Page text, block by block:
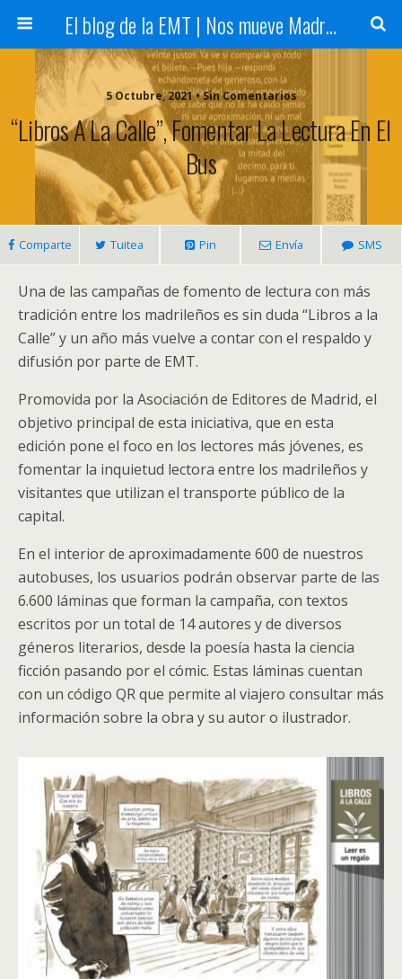
El blog de la EMT | Nos mueve Madrid
5 Octubre, 2021 • Sin Comentarios
“Libros A La Calle”, Fomentar La Lectura En El
Bus
Comparte Tuitea Pin Envía SMS
Una de las campañas de fomento de lectura con más
tradición entre los madrileños es sin duda “Libros a la
Calle” y un año más vuelve a contar con el respaldo y
difusión por parte de EMT.
Promovida por la Asociación de Editores de Madrid, el
objetivo principal de esta iniciativa, que en esta
edición pone el foco en los lectores más jóvenes, es
fomentar la inquietud lectora entre los madrileños y
visitantes que utilizan el transporte público de la
capital.
En el interior de aproximadamente 600 de nuestros
autobuses, los usuarios podrán observar parte de las
6.600 láminas que forman la campaña, con textos
escritos por un total de 14 autores y de diversos
géneros literarios, desde la poesía hasta la ciencia
ficción pasando por el cómic. Estas láminas cuentan
con un código QR que permite al viajero consultar más
información sobre la obra y su autor o ilustrador.